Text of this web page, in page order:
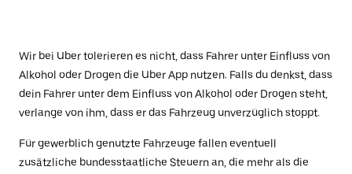
Wir bei Uber tolerieren es nicht, dass Fahrer unter Einfluss von
Alkohol oder Drogen die Uber App nutzen. Falls du denkst, dass
dein Fahrer unter dem Einfluss von Alkohol oder Drogen steht,
verlange von ihm, dass er das Fahrzeug unverzüglich stoppt.
Für gewerblich genutzte Fahrzeuge fallen eventuell
zusätzliche bundesstaatliche Steuern an, die mehr als die